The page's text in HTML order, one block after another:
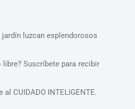
que eligen olvidarse de
península ibérica, Comercial
valores de calidad y
luzcan esplendorosos
Suscríbete para recibir
CUIDADO INTELIGENTE.